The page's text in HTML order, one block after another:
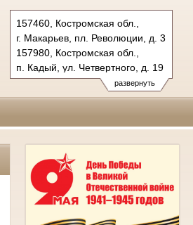
развернуть
157460, Костромская обл.,
г. Макарьев, пл. Революции, д. 3
157980, Костромская обл.,
п. Кадый, ул. Четвертного, д. 19
Тел.: +7(494-45) 55-5-57,
+7(494-42) 3-40-43
kadiysky.kst@sudrf.ru